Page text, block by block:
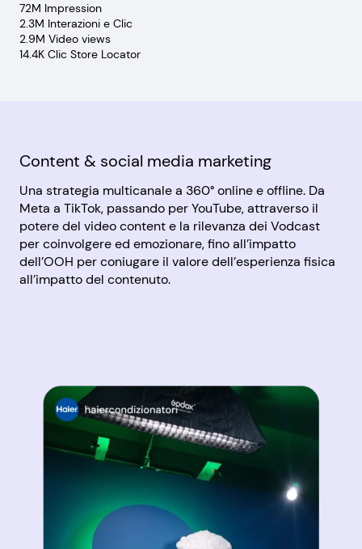
72M Impression
2.3M Interazioni e Clic
2.9M Video views
14.4K Clic Store Locator
Content & social media marketing
Una strategia multicanale a 360° online e offline. Da
Meta a TikTok, passando per YouTube, attraverso il
potere del video content e la rilevanza dei Vodcast
per coinvolgere ed emozionare, fino all’impatto
dell’OOH per coniugare il valore dell’esperienza fisica
all’impatto del contenuto.